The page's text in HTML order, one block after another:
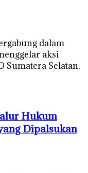
dalam
aksi
Sumatera Selatan,
Hukum
Dipalsukan